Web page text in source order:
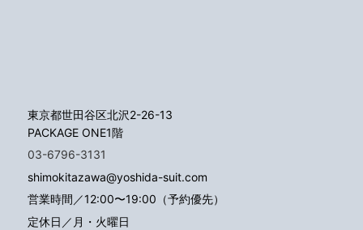
東京都世田谷区北沢2-26-13
PACKAGE ONE1階
03-6796-3131
shimokitazawa@yoshida-suit.com
営業時間／12:00〜19:00（予約優先）
定休日／月・火曜日